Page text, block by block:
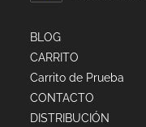
BLOG
CARRITO
Carrito de Prueba
CONTACTO
DISTRIBUCIÓN